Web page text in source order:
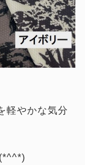
軽やかな気分